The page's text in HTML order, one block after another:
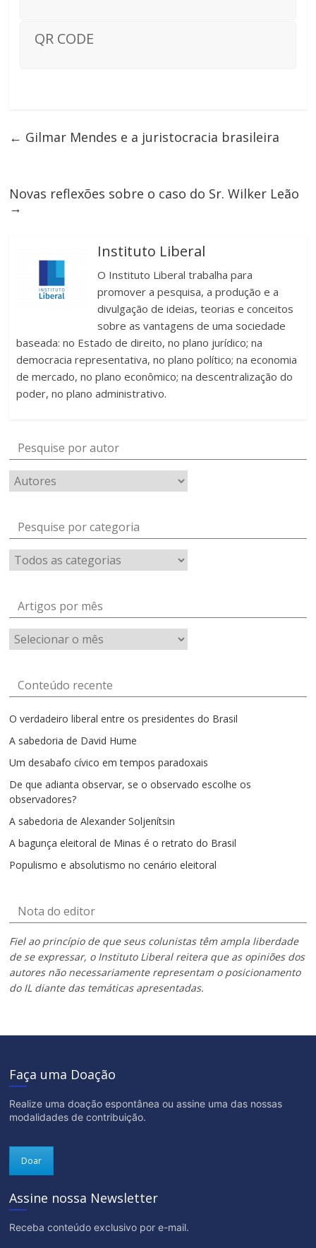
QR CODE
← Gilmar Mendes e a juristocracia brasileira
Novas reflexões sobre o caso do Sr. Wilker Leão
→
Instituto Liberal
O Instituto Liberal trabalha para
promover a pesquisa, a produção e a
divulgação de ideias, teorias e conceitos
sobre as vantagens de uma sociedade
baseada: no Estado de direito, no plano jurídico; na
democracia representativa, no plano político; na economia
de mercado, no plano econômico; na descentralização do
poder, no plano administrativo.
Pesquise por autor
Pesquise por categoria
Artigos por mês
Artigos
por
Conteúdo recente
O verdadeiro liberal entre os presidentes do Brasil
A sabedoria de David Hume
Um desabafo cívico em tempos paradoxais
De que adianta observar, se o observado escolhe os
observadores?
A sabedoria de Alexander Soljenítsin
A bagunça eleitoral de Minas é o retrato do Brasil
Populismo e absolutismo no cenário eleitoral
Nota do editor
Fiel ao princípio de que seus colunistas têm ampla liberdade
de se expressar, o Instituto Liberal reitera que as opiniões dos
autores não necessariamente representam o posicionamento
do IL diante das temáticas apresentadas.
Faça uma Doação
Realize uma doação espontânea ou assine uma das nossas
modalidades de contribuição.
Doar
Assine nossa Newsletter
Receba conteúdo exclusivo por e-mail.